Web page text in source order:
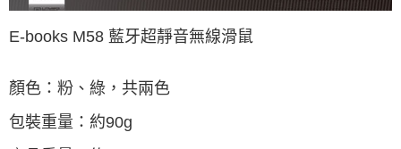
E-books M58 藍牙超靜音無線滑鼠
顏色：粉、綠，共兩色
包裝重量：約90g